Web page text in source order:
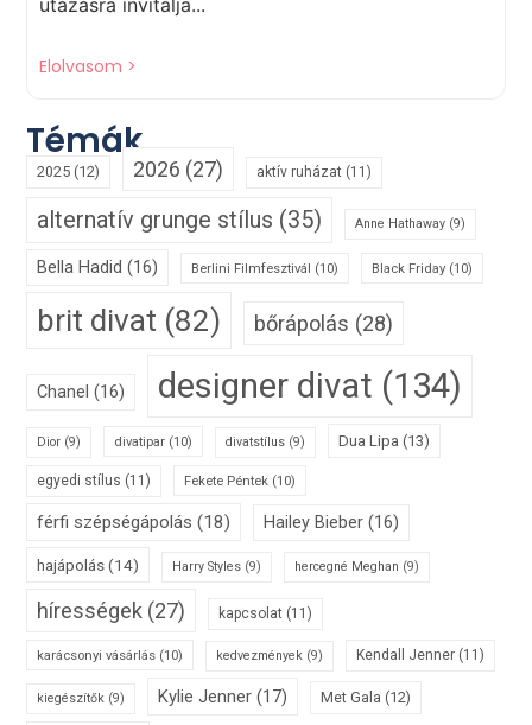
Elolvasom >
Témák
2025 (12) 2026 (27) aktív ruházat (11)
alternatív grunge stílus (35) Anne Hathaway (9)
Bella Hadid (16) Berlini Filmfesztivál (10) Black Friday (10)
brit divat (82) bőrápolás (28)
Chanel (16) designer divat (134)
Dior (9) divatipar (10) divatstílus (9) Dua Lipa (13)
egyedi stílus (11) Fekete Péntek (10)
férfi szépségápolás (18) Hailey Bieber (16)
hajápolás(14) Harry Styles (9) hercegné Meghan (9)
hírességek (27) kapcsolat (11)
karácsonyi vásárlás (10) kedvezmények (9) Kendall Jenner (11)
kiegészítők (9) Kylie Jenner (17) Met Gala (12)